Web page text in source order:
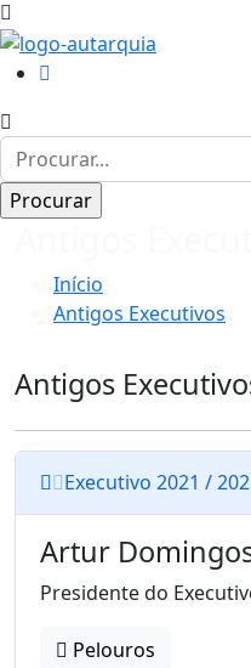
Início
Antigos Executivos
Antigos
Executivo 2021 /
Artur
Presidente do
Pelouros